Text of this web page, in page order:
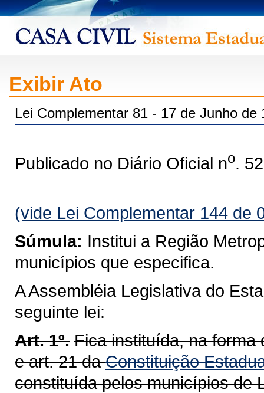
Exibir Ato
Lei Complementar 81 - 17 de Junho de
Publicado no Diário Oficial no.
(vide Lei Complementar 144 de
Súmula: Institui a Região
municípios que especifica.
A Assembléia Legislativa do
seguinte lei:
Art. 1º. Fica instituída, na forma
e art. 21 daConstituição
constituída pelos municípios de